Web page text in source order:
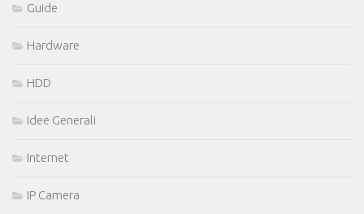
Guide
Hardware
HDD
Idee Generali
Internet
IP Camera